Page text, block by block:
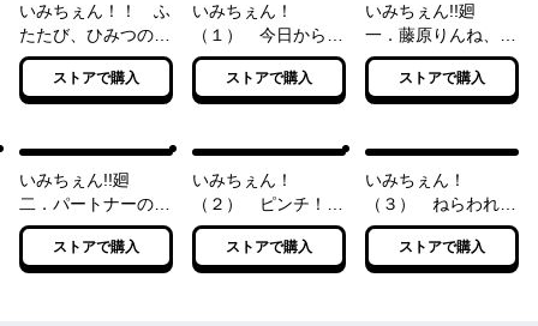
いみちぇん！！ ふ
たたび、ひみつの二
人組
ストアで購入
いみちぇん！
（１） 今日からひ
みつの二人組
ストアで購入
いみちぇん!!廻
一．藤原りんね、主
になります！
ストアで購入
いみちぇん!!廻
二．パートナーの秘
密と覚悟
ストアで購入
いみちぇん！
（２） ピンチ！
矢神くんのライバル
登場！ストアで購入
いみちぇん！
（３） ねらわれた
主さま
ストアで購入